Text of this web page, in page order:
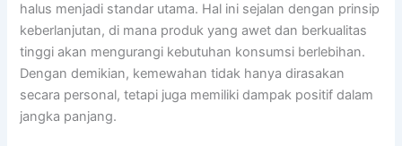
halus menjadi standar utama. Hal ini sejalan dengan prinsip
keberlanjutan, di mana produk yang awet dan berkualitas
tinggi akan mengurangi kebutuhan konsumsi berlebihan.
Dengan demikian, kemewahan tidak hanya dirasakan
secara personal, tetapi juga memiliki dampak positif dalam
jangka panjang.